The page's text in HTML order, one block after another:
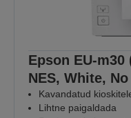
Epson EU-m30
NES, White,
Kavandatud
Lihtne paigaldada